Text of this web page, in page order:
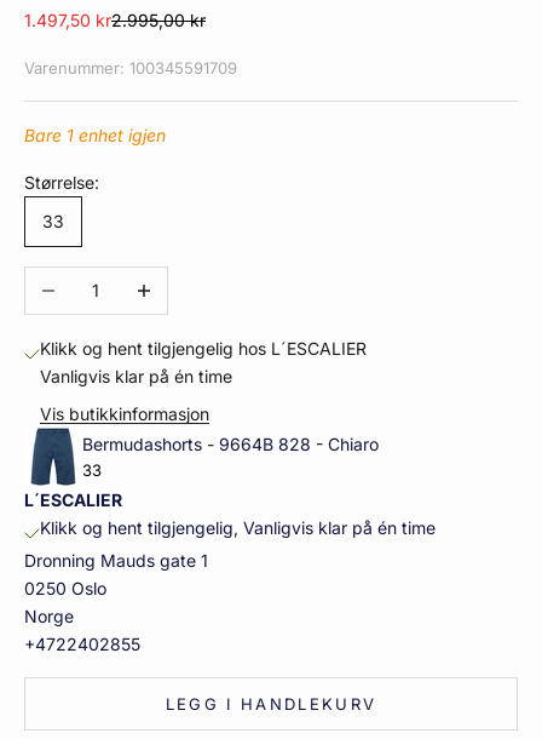
Salgspris
1.497,50 krNormalpris
2.995,00 kr
Varenummer: 100345591709
Bare 1 enhet igjen
Størrelse:
33
Reduser antallØk antall
Klikk og hent tilgjengelig hos L´ESCALIER
Vanligvis klar på én time
Vis butikkinformasjon
Bermudashorts - 9664B 828 - Chiaro
33
L´ESCALIER
Klikk og hent tilgjengelig, Vanligvis klar på én time
Dronning Mauds gate 1
0250 Oslo
Norge
+4722402855
LEGG I HANDLEKURV